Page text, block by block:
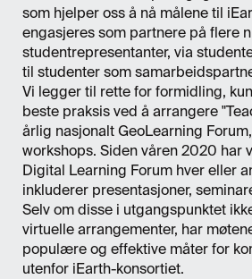
som hjelper oss å nå målene til
engasjeres som partnere på flere
studentrepresentanter, via
til studenter som
Vi legger til rette for formidling,
beste praksis ved å arrangere
årlig nasjonalt GeoLearning
workshops. Siden våren 2020 har
Digital Learning Forum hver eller
inkluderer presentasjoner,
Selv om disse i utgangspunktet
virtuelle arrangementer, har
populære og effektive måter for
utenfor iEarth-konsortiet.